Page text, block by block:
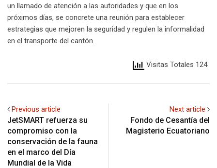
un llamado de atención a las autoridades y que en los
próximos días, se concrete una reunión para establecer
estrategias que mejoren la seguridad y regulen la informalidad
en el transporte del cantón.
Visitas Totales 124
Previous article
JetSMART refuerza su
compromiso con la
conservación de la fauna
en el marco del Día
Mundial de la Vida
Next article
Fondo de Cesantía del
Magisterio Ecuatoriano